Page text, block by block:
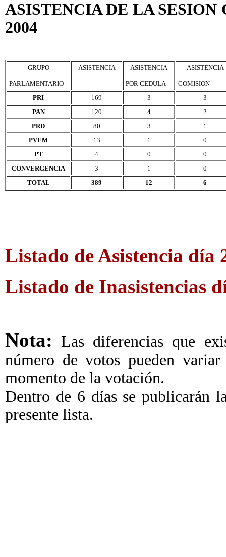
ASISTENCIA DE LA
2004
GRUPO
PARLAMENTARIO
ASISTENCIA ASISTENCIA
POR CEDULA
ASISTENCIA
COMISION
PRI
169 3
3
PAN
120 4
2
PRD
80 3
1
PVEM
13 1
0
PT
4 0
0
CONVERGENCIA
3 1
0
TOTAL
389 12 6
Listado de Asistencia día
Listado de Inasistencias
Nota: Las diferencias que
número de votos pueden
momento de la votación.
Dentro de 6 días se publicarán
presente lista.